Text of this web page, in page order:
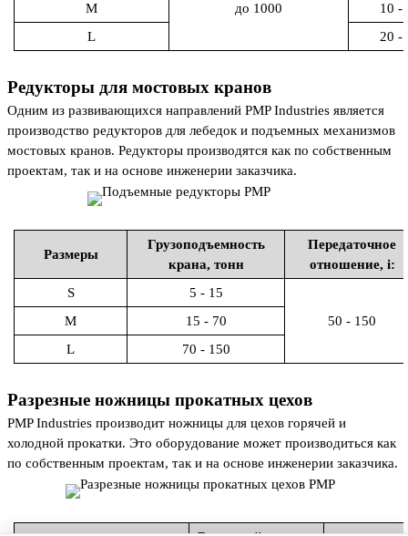
до 1000
M
10 -
L
20 -
Редукторы для мостовых кранов
Одним из развивающихся направлений PMP Industries является
производство редукторов для лебедок и подъемных механизмов
мостовых кранов. Редукторы производятся как по собственным
проектам, так и на основе инженерии заказчика.
Размеры
Грузоподъемность
крана, тонн
Передаточное
отношение, i:
S
5 - 15
50 - 150
M
15 - 70
L
70 - 150
Разрезные ножницы прокатных цехов
PMP Industries производит ножницы для цехов горячей и
холодной прокатки. Это оборудование может производиться как
по собственным проектам, так и на основе инженерии заказчика.